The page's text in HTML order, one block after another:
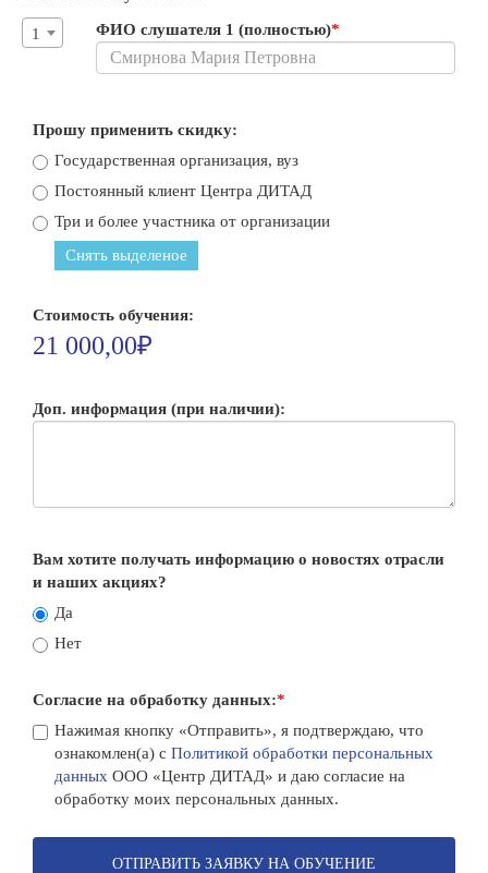
1 ФИО слушателя 1 (полностью)*
Прошу применить скидку:
Государственная организация, вуз
Постоянный клиент Центра ДИТАД
Три и более участника от организации
Снять выделеное
Стоимость обучения:
21 000,00₽
Доп. информация (при наличии):
Вам хотите получать информацию о новостях отрасли
и наших акциях?
Да
Нет
Согласие на обработку данных:*
Нажимая кнопку «Отправить», я подтверждаю, что
ознакомлен(а) с Политикой обработки персональных
данных ООО «Центр ДИТАД» и даю согласие на
обработку моих персональных данных.
ОТПРАВИТЬ ЗАЯВКУ НА ОБУЧЕНИЕ